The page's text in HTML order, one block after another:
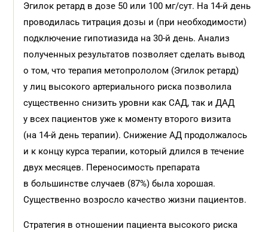
Эгилок ретард в дозе 50 или 100 мг/сут. На 14-й день
проводилась титрация дозы и (при необходимости)
подключение гипотиазида на 30-й день. Анализ
полученных результатов позволяет сделать вывод
о том, что терапия метопрололом (Эгилок ретард)
у лиц высокого артериального риска позволила
существенно снизить уровни как САД, так и ДАД
у всех пациентов уже к моменту второго визита
(на 14-й день терапии). Снижение АД продолжалось
и к концу курса терапии, который длился в течение
двух месяцев. Переносимость препарата
в большинстве случаев (87%) была хорошая.
Существенно возросло качество жизни пациентов.
Стратегия в отношении пациента высокого риска